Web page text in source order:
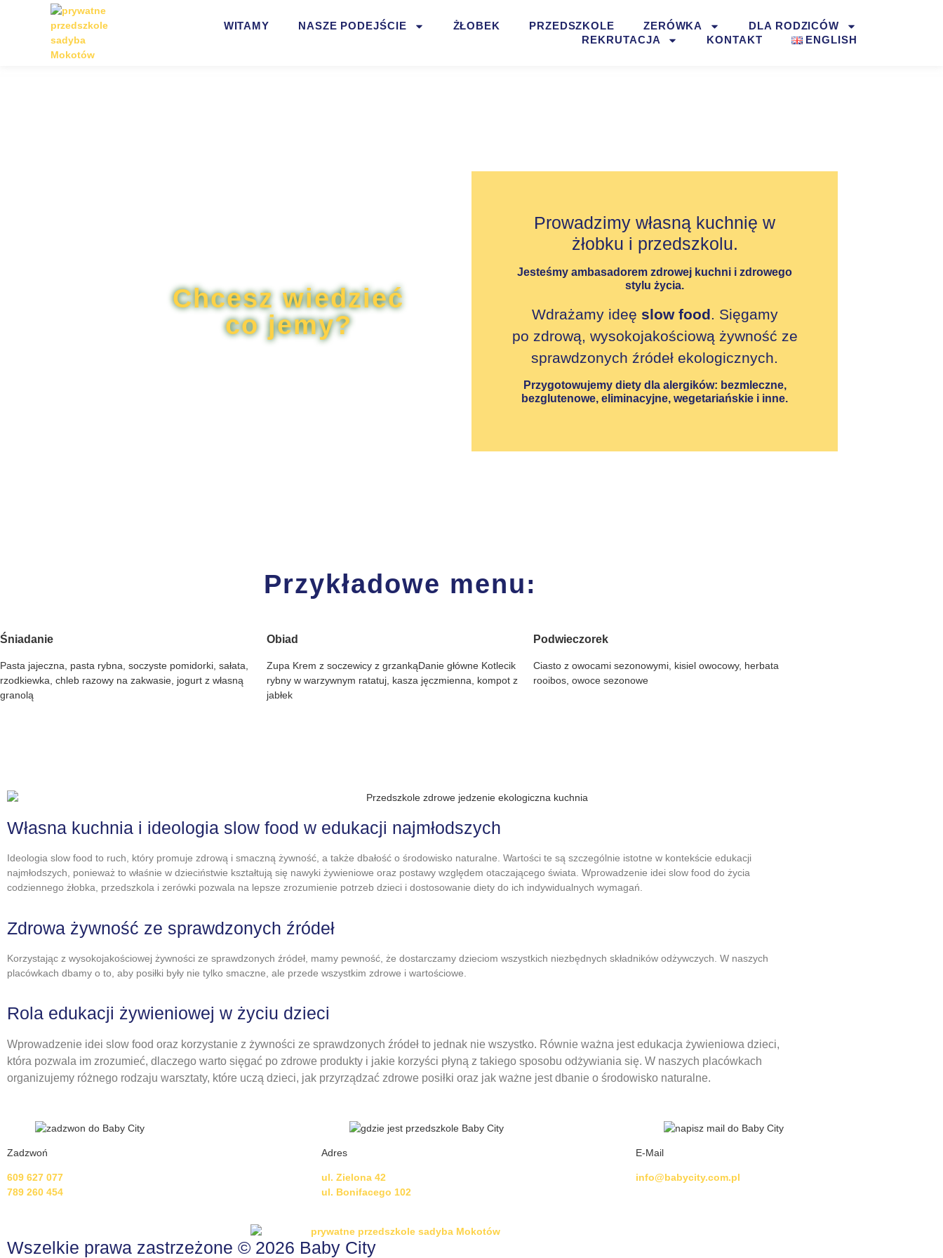
WITAMY NASZE PODEJŚCIE ŻŁOBEK PRZEDSZKOLE ZERÓWKA
DLA RODZICÓW
REKRUTACJA
KONTAKT ENGLISH
Chcesz wiedzieć
co jemy?
Prowadzimy własną kuchnię w
żłobku i przedszkolu.
Jesteśmy ambasadorem zdrowej kuchni i zdrowego
stylu życia.
Wdrażamy ideę slow food. Sięgamy
po zdrową, wysokojakościową żywność ze
sprawdzonych źródeł ekologicznych.
Przygotowujemy diety dla alergików: bezmleczne,
bezglutenowe, eliminacyjne, wegetariańskie i inne.
Przykładowe menu:
Śniadanie
Pasta jajeczna, pasta rybna, soczyste pomidorki, sałata,
rzodkiewka, chleb razowy na zakwasie, jogurt z własną
granolą
Obiad
Zupa Krem z soczewicy z grzankąDanie główne Kotlecik
rybny w warzywnym ratatuj, kasza jęczmienna, kompot z
jabłek
Podwieczorek
Ciasto z owocami sezonowymi, kisiel owocowy, herbata
rooibos, owoce sezonowe
Własna kuchnia i ideologia slow food w edukacji najmłodszych
Ideologia slow food to ruch, który promuje zdrową i smaczną żywność, a także dbałość o środowisko naturalne. Wartości te są szczególnie istotne w kontekście edukacji
najmłodszych, ponieważ to właśnie w dzieciństwie kształtują się nawyki żywieniowe oraz postawy względem otaczającego świata. Wprowadzenie idei slow food do życia
codziennego żłobka, przedszkola i zerówki pozwala na lepsze zrozumienie potrzeb dzieci i dostosowanie diety do ich indywidualnych wymagań.
Zdrowa żywność ze sprawdzonych źródeł
Korzystając z wysokojakościowej żywności ze sprawdzonych źródeł, mamy pewność, że dostarczamy dzieciom wszystkich niezbędnych składników odżywczych. W naszych
placówkach dbamy o to, aby posiłki były nie tylko smaczne, ale przede wszystkim zdrowe i wartościowe.
Rola edukacji żywieniowej w życiu dzieci
Wprowadzenie idei slow food oraz korzystanie z żywności ze sprawdzonych źródeł to jednak nie wszystko. Równie ważna jest edukacja żywieniowa dzieci,
która pozwala im zrozumieć, dlaczego warto sięgać po zdrowe produkty i jakie korzyści płyną z takiego sposobu odżywiania się. W naszych placówkach
organizujemy różnego rodzaju warsztaty, które uczą dzieci, jak przyrządzać zdrowe posiłki oraz jak ważne jest dbanie o środowisko naturalne.
Zadzwoń
609 627 077
789 260 454
Adres
ul. Zielona 42
ul. Bonifacego 102
E-Mail
info@babycity.com.pl
Wszelkie prawa zastrzeżone © 2026 Baby City